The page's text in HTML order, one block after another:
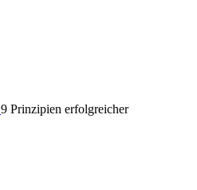
9 Prinzipien erfolgreicher